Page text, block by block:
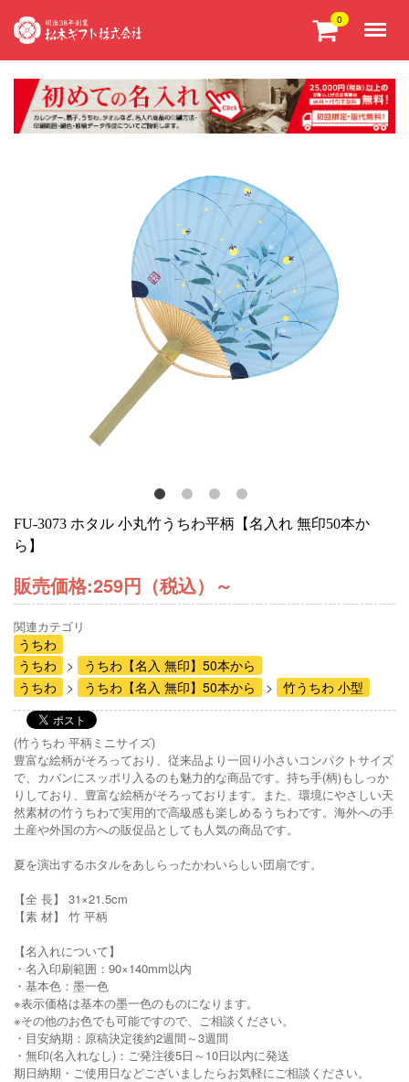
0
FU-3073 ホタル 小丸竹うちわ平柄【名入れ 無印50本か
ら】
販売価格:259円（税込） ～
関連カテゴリ
うちわ
うちわ
うちわ【名入 無印】50本から
うちわ
うちわ【名入 無印】50本から 竹うちわ 小型
(竹うちわ 平柄ミニサイズ)
豊富な絵柄がそろっており、従来品より一回り小さいコンパクトサイズ
で、カバンにスッポリ入るのも魅力的な商品です。持ち手(柄)もしっか
りしており、豊富な絵柄がそろっております。また、環境にやさしい天
然素材の竹うちわで実用的で高級感も楽しめるうちわです。海外への手
土産や外国の方への販促品としても人気の商品です。
夏を演出するホタルをあしらったかわいらしい団扇です。
【全 長】 31×21.5cm
【素 材】 竹 平柄
【名入れについて】
・名入印刷範囲：90×140mm以内
・基本色：墨一色
※表示価格は基本の墨一色のものになります。
※その他のお色でも可能ですので、ご相談ください。
・目安納期：原稿決定後約2週間～3週間
・無印(名入れなし)：ご発注後5日～10日以内に発送
期日納期・ご使用日などございましたらお気軽にご相談ください。